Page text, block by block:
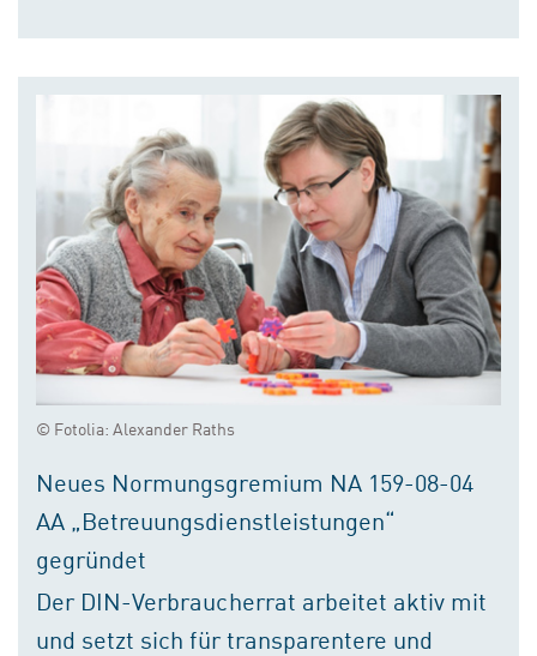
© Fotolia: Alexander Raths
Neues Normungsgremium NA 159-08-04
AA „Betreuungsdienstleistungen“
gegründet
Der DIN-Verbraucherrat arbeitet aktiv mit
und setzt sich für transparentere und